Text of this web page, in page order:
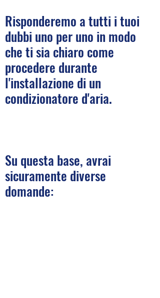
Risponderemo a tutti i tuoi
dubbi uno per uno in modo
che ti sia chiaro come
procedere durante
l'installazione di un
condizionatore d'aria.
Su questa base, avrai
sicuramente diverse
domande: